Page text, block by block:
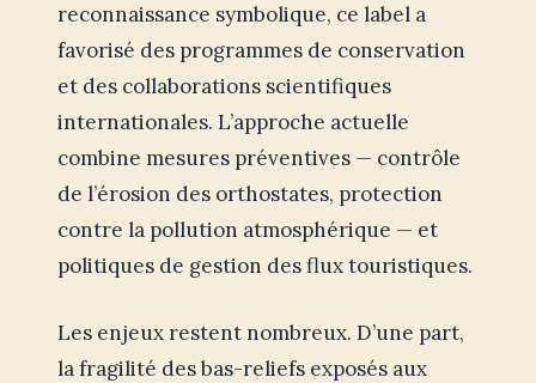
reconnaissance symbolique, ce label a
favorisé des programmes de conservation
et des collaborations scientifiques
internationales. L’approche actuelle
combine mesures préventives — contrôle
de l’érosion des orthostates, protection
contre la pollution atmosphérique — et
politiques de gestion des flux touristiques.
Les enjeux restent nombreux. D’une part,
la fragilité des bas-reliefs exposés aux